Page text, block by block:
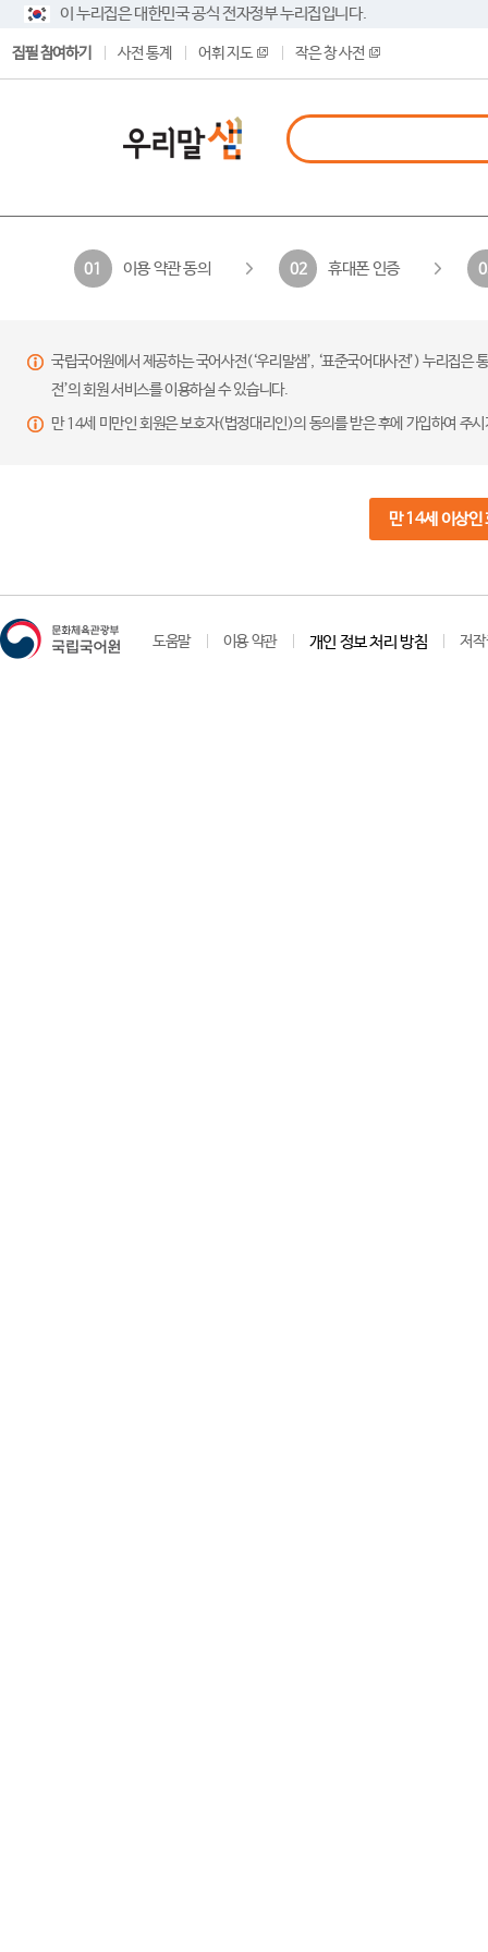
이 누리집은 대한민국 공식 전자정부 누리집입니다.
집필 참여하기 사전 통계 어휘 지도 작은 창 사전
01 이용 약관 동의 02 휴대폰 인증
국립국어원에서 제공하는 국어사전(‘우리말샘’, ‘표준국어대사전’) 누리집
전’의 회원 서비스를 이용하실 수 있습니다.
만 14세 미만인 회원은 보호자(법정대리인)의 동의를 받은 후에 가입하여 주
만 14세 이상인
도움말 이용 약관 개인 정보 처리 방침 저